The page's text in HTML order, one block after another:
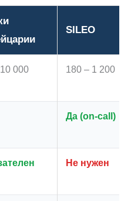
SILEO
000 180 – 1 200
Да (on-call)
Не нужен